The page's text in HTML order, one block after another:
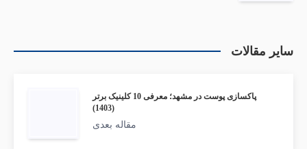
سایر مقالات
پاکسازی پوست در مشهد؛ معرفی 10 کلینیک برتر
(1403)
مقاله بعدی